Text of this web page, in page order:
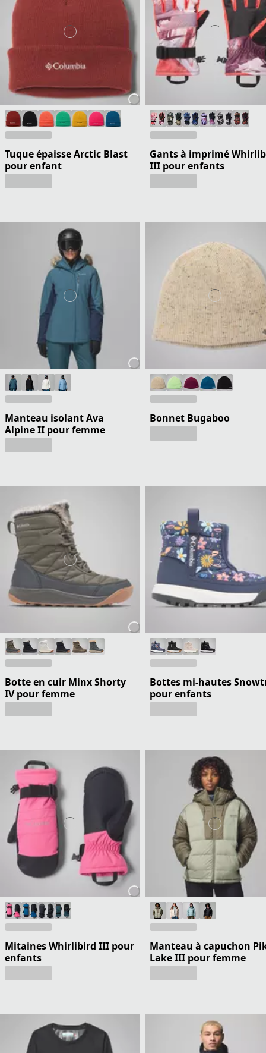
Tuque épaisse Arctic Blast
pour enfant
Gants à imprimé
III pour enfants
Manteau isolant Ava
Alpine II pour femme
Bonnet Bugaboo
Botte en cuir Minx Shorty
IV pour femme
Bottes mi-hautes
pour enfants
Mitaines Whirlibird III pour
enfants
Manteau à capuchon
Lake III pour femme